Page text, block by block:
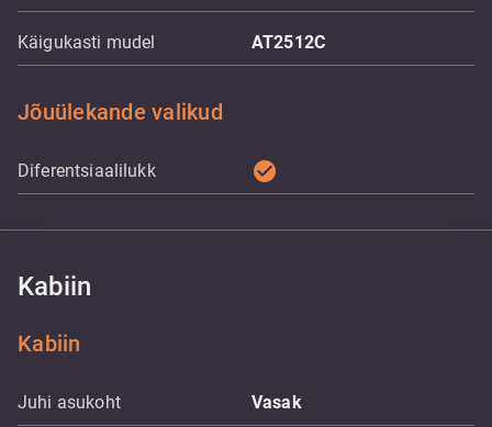
Käigukasti mudel AT2512C
Jõuülekande valikud
Diferentsiaalilukk check_circle
Kabiin
Kabiin
Juhi asukoht Vasak